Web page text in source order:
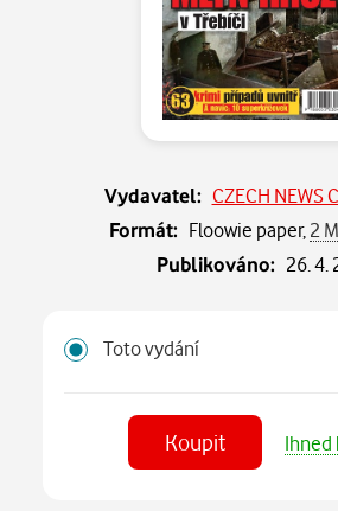
Vydavatel: CZECH NEWS
Formát: Floowie paper,2
Publikováno: 26. 4.
Toto vydání
Koupit Ihned